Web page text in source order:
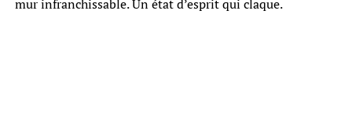
mur infranchissable. Un état d’esprit qui claque.